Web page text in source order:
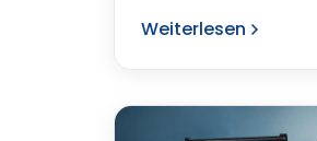
Weiterlesen